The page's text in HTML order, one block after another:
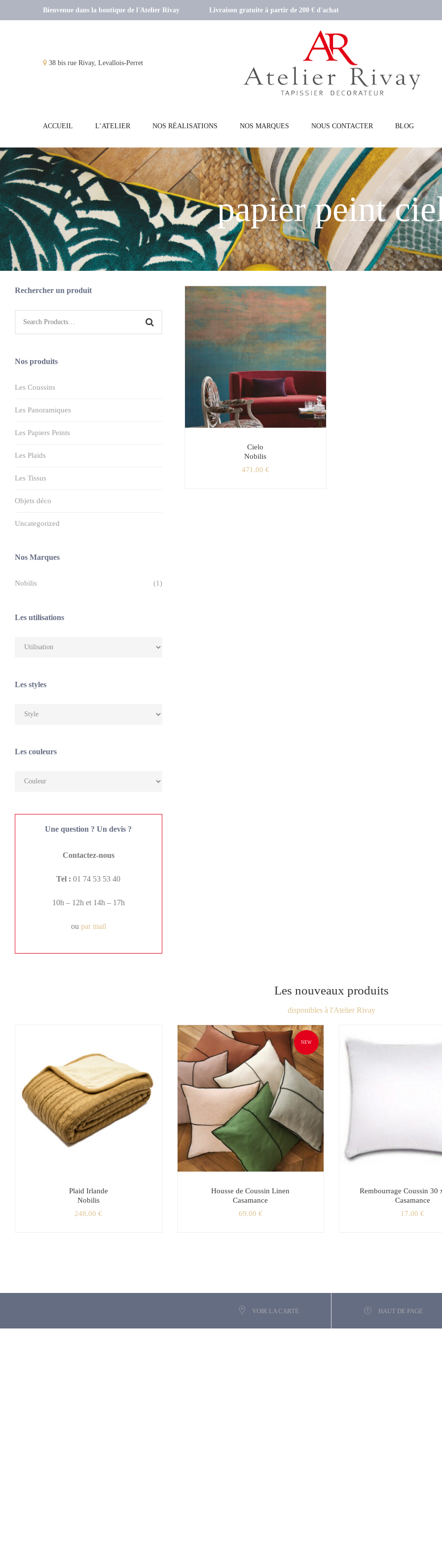
Bienvenue dans la boutique de l'Atelier Rivay Livraison gratuite à partir de 200 € d'achat
38 bis rue Rivay, Levallois-Perret
ACCUEIL L’ATELIER NOS RÉALISATIONS NOS MARQUES NOUS CONTACTER BLOG
papier peint
Rechercher un produit
Nos produits
Les Coussins
Les Panoramiques
Les Papiers Peints
Les Plaids
Les Tissus
Objets déco
Uncategorized
Nos Marques
Nobilis (1)
Les utilisations
Les styles
Les couleurs
Une question ? Un devis ?
Contactez-nous
Tel : 01 74 53 53 40
10h – 12h et 14h – 17h
ou par mail
Cielo
Nobilis
471.00 €
Les nouveaux produits
disponibles à l'Atelier Rivay
Plaid Irlande
Nobilis
248.00€
NEW
Housse de Coussin Linen
Casamance
69.00 €
Rembourrage Coussin 30
Casamance
17.00€
VOIR LA CARTE HAUT DE PAGE